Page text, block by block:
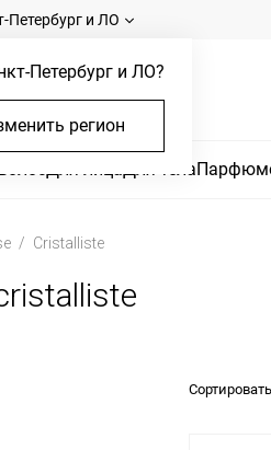
Петербург и ЛО
Петербург и ЛО?
регион
Для лицаДля тела
Cristalliste